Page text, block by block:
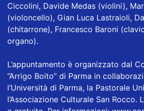
Ciccolini, Davide Medas (violini),
(violoncello), Gian Luca Lastraioli,
(chitarrone), Francesco Baroni
organo).
L’appuntamento è organizzato dal
“Arrigo Boito” di Parma in
l’Università di Parma, la Pastorale
l’Associazione Culturale San Rocco.